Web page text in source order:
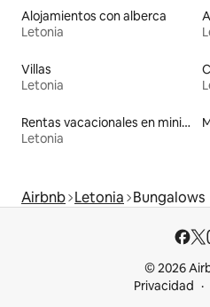
Alojamientos con alberca
Letonia
Villas
Letonia
Rentas vacacionales en minicasas
Letonia
Airbnb Letonia Bungalows
© 2026
Privacidad